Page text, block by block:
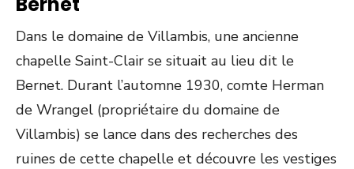
Dans le domaine de Villambis, une ancienne
chapelle Saint-Clair se situait au lieu dit le
Bernet. Durant l’automne 1930, comte Herman
de Wrangel (propriétaire du domaine de
Villambis) se lance dans des recherches des
ruines de cette chapelle et découvre les vestiges